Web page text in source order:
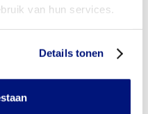
van hun services.
Details tonen
beenprothesee vergoed